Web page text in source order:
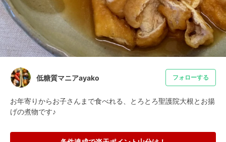
低糖質マニアayako フォローする
お年寄りからお子さんまで食べれる、とろとろ聖護院大根とお揚
げの煮物です♪